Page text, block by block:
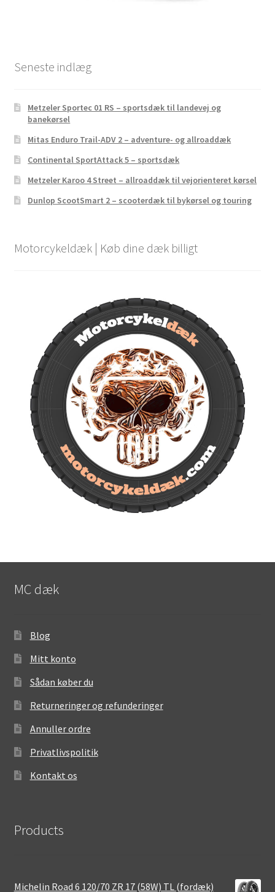
Seneste indlæg
Metzeler Sportec 01 RS – sportsdæk til landevej og
banekørsel
Mitas Enduro Trail-ADV 2 – adventure- og allroaddæk
Continental SportAttack 5 – sportsdæk
Metzeler Karoo 4 Street – allroaddæk til vejorienteret kørsel
Dunlop ScootSmart 2 – scooterdæk til bykørsel og touring
Motorcykeldæk | Køb dine dæk billigt
MC dæk
Blog
Mitt konto
Sådan køber du
Returneringer og refunderinger
Annuller ordre
Privatlivspolitik
Kontakt os
Products
Michelin Road 6 120/70 ZR 17 (58W) TL (fordæk)